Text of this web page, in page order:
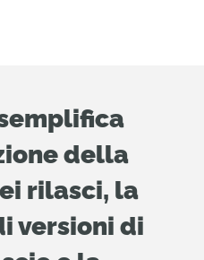
della
rilasci, la
versioni di